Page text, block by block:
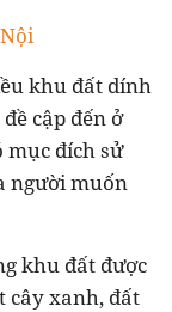
khu đất dính
cập đến ở
mục đích sử
người muốn
khu đất được
cây xanh, đất